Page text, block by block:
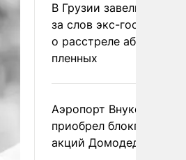
В Грузии завели дело
за слов экс-
о расстреле абхазских
пленных
Аэропорт Внуково
приобрел блокпакет
акций Домодедово